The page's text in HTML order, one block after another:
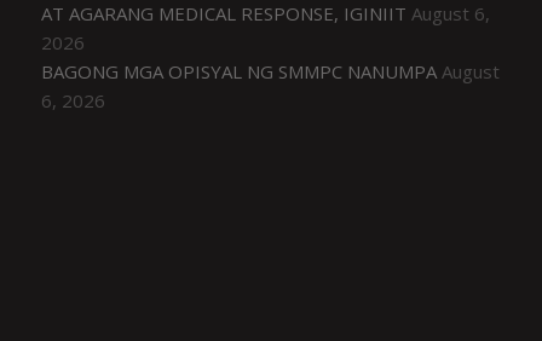
AT AGARANG MEDICAL RESPONSE, IGINIIT August 6,
2026
BAGONG MGA OPISYAL NG SMMPC NANUMPA August
6, 2026